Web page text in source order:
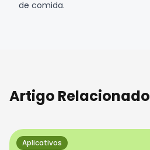
de comida.
Artigo Relacionado
Aplicativos